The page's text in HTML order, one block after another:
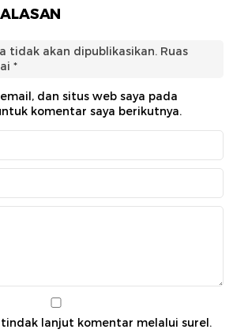
tidak akan dipublikasikan. Ruas
*
dan situs web saya pada
komentar saya berikutnya.
lanjut komentar melalui surel.